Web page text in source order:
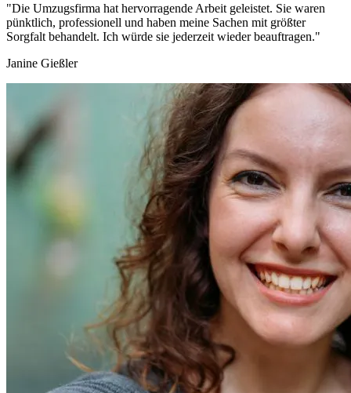
"Die Umzugsfirma hat hervorragende Arbeit geleistet. Sie waren
pünktlich, professionell und haben meine Sachen mit größter
Sorgfalt behandelt. Ich würde sie jederzeit wieder beauftragen."
Janine Gießler